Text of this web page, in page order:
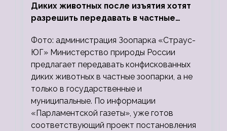
Диких животных после изъятия хотят
разрешить передавать в частные
Фото: администрация Зоопарка «Страус-
ЮГ» Министерство природы России
предлагает передавать конфискованных
диких животных в частные зоопарки, а не
только в государственные и
муниципальные. По информации
«Парламентской газеты», уже готов
соответствующий проект постановления